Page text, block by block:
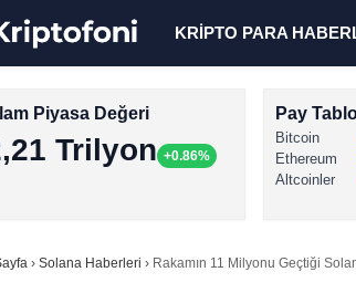
KRİPTO PARA
Piyasa Değeri
Trilyon +0.86%
Pay
Bitcoin
Ethereum
Altcoinler
› Solana Haberleri › Rakamın 11 Milyonu Geçtiği